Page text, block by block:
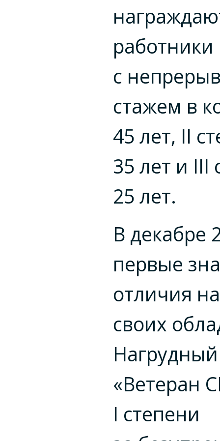
работники
с
стажем в
45 лет, II
35 лет и
25 лет.
В декабре
первые
отличия
своих
«Ветеран
I степени